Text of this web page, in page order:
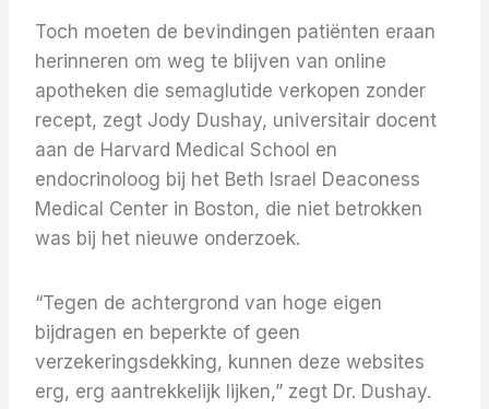
Toch moeten de bevindingen patiënten eraan
herinneren om weg te blijven van online
apotheken die semaglutide verkopen zonder
recept, zegt Jody Dushay, universitair docent
aan de Harvard Medical School en
endocrinoloog bij het Beth Israel Deaconess
Medical Center in Boston, die niet betrokken
was bij het nieuwe onderzoek.
“Tegen de achtergrond van hoge eigen
bijdragen en beperkte of geen
verzekeringsdekking, kunnen deze websites
erg, erg aantrekkelijk lijken,” zegt Dr. Dushay.